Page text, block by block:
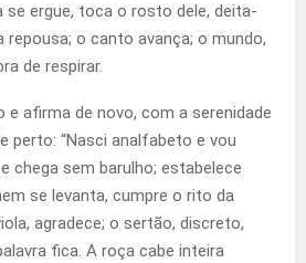
se ergue, toca o rosto dele, deita-
repousa; o canto avança; o mundo,
de respirar.
e afirma de novo, com a serenidade
perto: “Nasci analfabeto e vou
chega sem barulho; estabelece
se levanta, cumpre o rito da
agradece; o sertão, discreto,
fica. A roça cabe inteira